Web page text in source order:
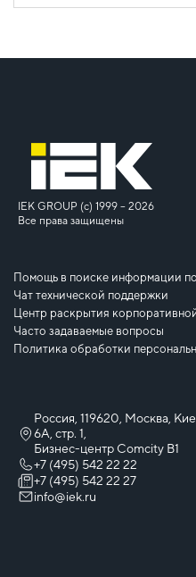
IEK GROUP (c) 1999 – 2026
Все права защищены
Помощь в поиске информации
Чат технической поддержки
Центр раскрытия
Часто задаваемые вопросы
Политика обработки
Россия, 119620, Москва,
6А, стр. 1,
Бизнес-центр Comcity B1
+7 (495) 542 22 22
+7 (495) 542 22 27
info@iek.ru